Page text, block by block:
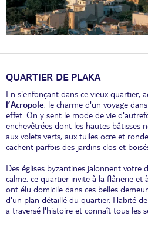
QUARTIER DE PLAKA
En s'enfonçant dans ce vieux quartier,
l’Acropole, le charme d'un voyage
effet. On y sent le mode de vie
enchevêtrées dont les hautes bâtisses
aux volets verts, aux tuiles ocre et
cachent parfois des jardins clos et
Des églises byzantines jalonnent votre
calme, ce quartier invite à la flânerie et
ont élu domicile dans ces belles
d'un plan détaillé du quartier. Habité
a traversé l'histoire et connaît tous les